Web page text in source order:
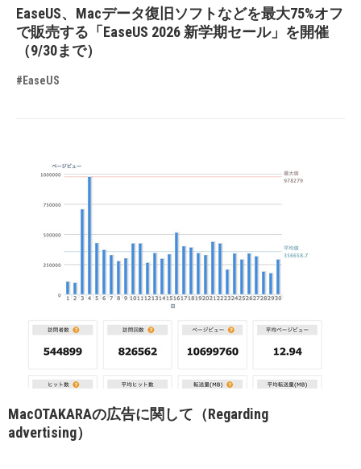
EaseUS、Macデータ復旧ソフトなどを最大75%オフ
で販売する「EaseUS 2026 新学期セール」を開催
（9/30まで）
#EaseUS
MacOTAKARAの広告に関して（Regarding
advertising）